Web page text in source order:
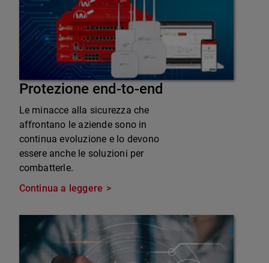
Protezione end-to-end
Le minacce alla sicurezza che
affrontano le aziende sono in
continua evoluzione e lo devono
essere anche le soluzioni per
combatterle.
Continua a leggere